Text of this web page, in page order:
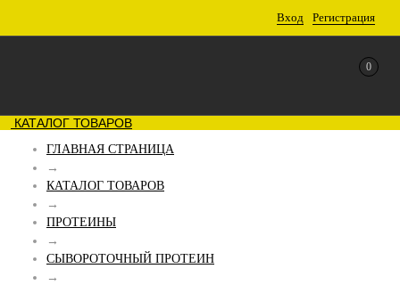
Вход Регистрация
0
КАТАЛОГ ТОВАРОВ
ГЛАВНАЯ СТРАНИЦА
→
КАТАЛОГ ТОВАРОВ
→
ПРОТЕИНЫ
→
СЫВОРОТОЧНЫЙ ПРОТЕИН
→